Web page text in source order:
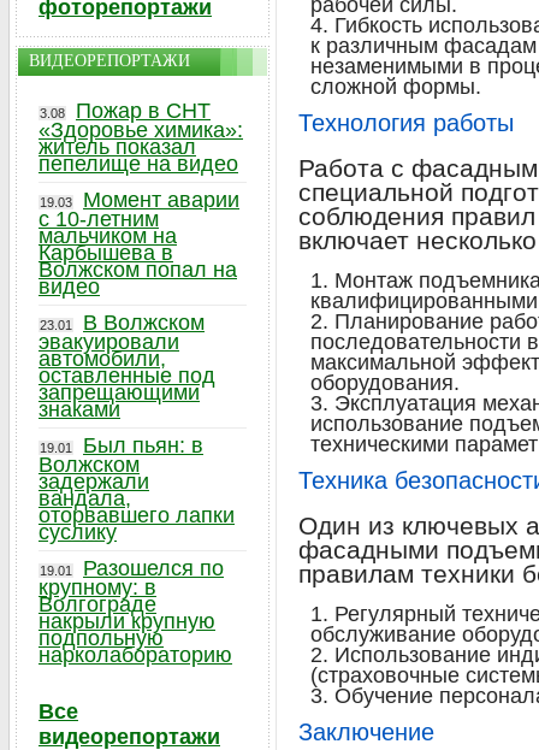
рабочей силы.
Гибкость
к различным
незаменимыми в
сложной формы.
Технология работы
Работа с
специальной
соблюдения
включает
Монтаж
Планирование
последовательности
максимальной
оборудования.
Эксплуатация
использование
техническими
Техника
Один из ключевых
фасадными
правилам техники
Регулярный
обслуживание
Использование
(страховочные
Обучение
Заключение
фоторепортажи
ВИДЕОРЕПОРТАЖИ
3.08
Пожар в СНТ
«Здоровье химика»:
житель показал
пепелище на видео
19.03
Момент аварии
с 10-летним
мальчиком на
Карбышева в
Волжском попал на
видео
23.01
В Волжском
эвакуировали
автомобили,
оставленные под
запрещающими
знаками
19.01
Был пьян: в
Волжском
задержали
вандала,
оторвавшего лапки
суслику
19.01
Разошелся по
крупному: в
Волгограде
накрыли крупную
подпольную
нарколабораторию
Все
видеорепортажи